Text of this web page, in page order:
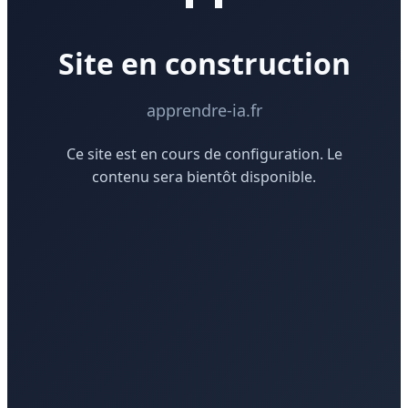
Site en construction
apprendre-ia.fr
Ce site est en cours de configuration. Le
contenu sera bientôt disponible.